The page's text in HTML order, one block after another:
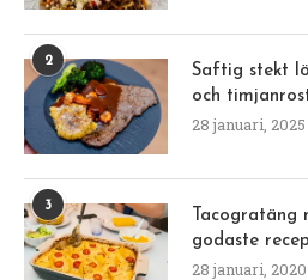
KORVGRYTA MED
CURRY
4
3
2
1